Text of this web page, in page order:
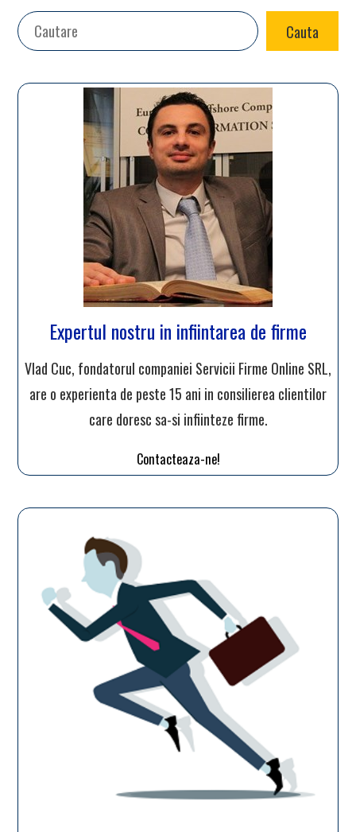
Search Cauta
Expertul nostru in infiintarea de firme
Vlad Cuc, fondatorul companiei Servicii Firme Online SRL,
are o experienta de peste 15 ani in consilierea clientilor
care doresc sa-si infiinteze firme.
Contacteaza-ne!